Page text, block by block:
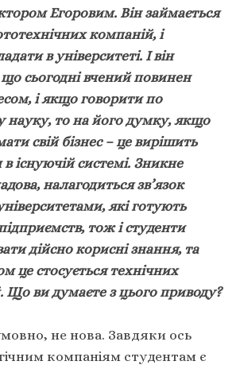
Егоровим. Він займається
компаній, і
в університеті. І він
сьогодні вчений повинен
і якщо говорити по
науку, то на його думку, якщо
свій бізнес – це вирішить
існуючій системі. Зникне
налагодиться зв’язок
які готують
тож і студенти
дійсно корисні знання, та
це стосується технічних
Що ви думаєте з цього приводу?
не нова. Завдяки ось
компаніям студентам є